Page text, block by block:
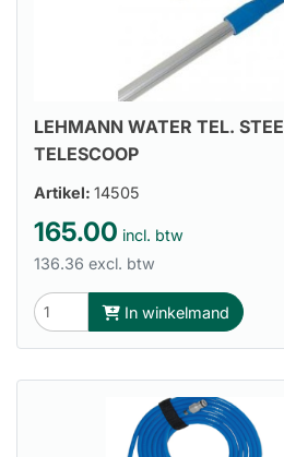
LEHMANN WATER TEL.
TELESCOOP
Artikel: 14505
165.00 incl. btw
136.36 excl. btw
In winkelmand